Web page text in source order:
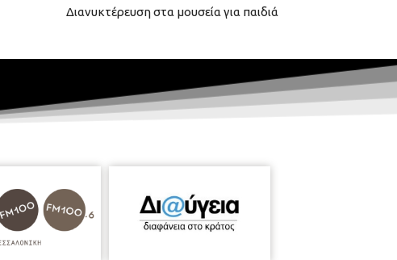
Διανυκτέρευση στα μουσεία για παιδιά